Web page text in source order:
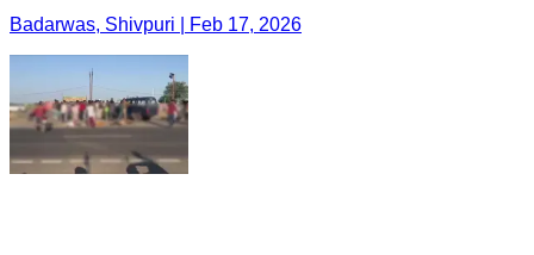
Badarwas, Shivpuri | Feb 17, 2026